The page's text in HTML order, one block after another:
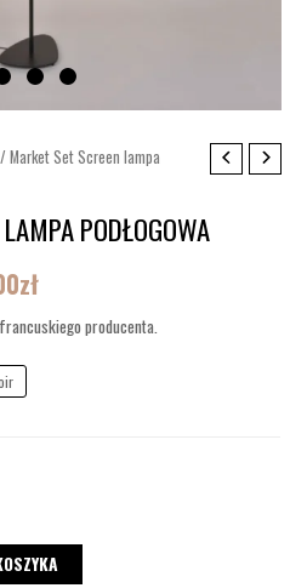
/ Market Set Screen lampa
PODŁOGOWA
zł
Zakres
cen:
producenta.